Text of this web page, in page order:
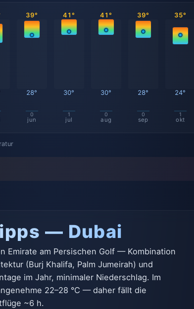
39°
28°
0
jun
41°
30°
1
jul
41°
30°
0
aug
39°
28°
0
sep
35°
24°
1
okt
— Dubai
Emirate am Persischen Golf — Kombination
(Burj Khalifa, Palm Jumeirah) und
im Jahr, minimaler Niederschlag. Im
22–28 °C — daher fällt die
~6 h.